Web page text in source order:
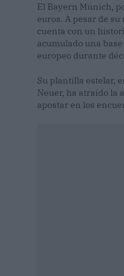
El Bayern Múnich,
euros. A pesar de
cuenta con un
acumulado una
europeo durante
Su plantilla estelar,
Neuer, ha atraído la
apostar en los